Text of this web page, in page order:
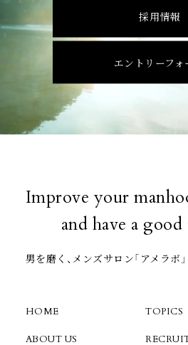
採用情報
エントリーフォ
Improve your
and have a
男を磨く、メンズサロン「アメラボ」
HOME
ABOUT US
TOPICS